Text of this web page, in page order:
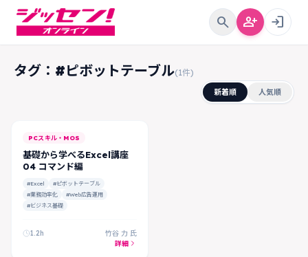
search person_add login
タグ：#ピボットテーブル(1件)
新着順 人気順
PCスキル・MOS
基礎から学べるExcel講座
04 コマンド編
#Excel
#ピボットテーブル
#業務効率化
#Web広告運用
#ビジネス基礎
1.2h
竹谷 力 氏
詳細